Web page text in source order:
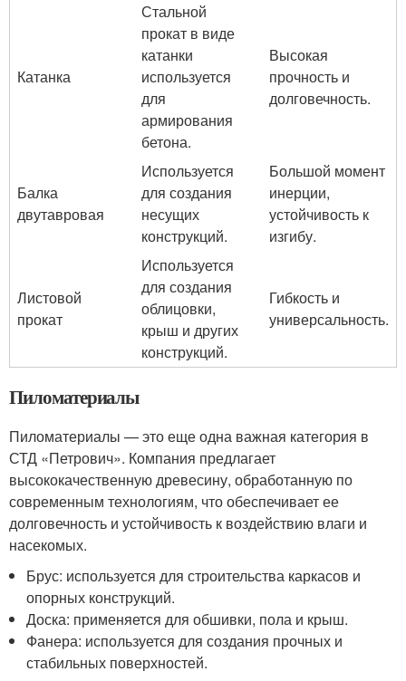
Катанка
Стальной
прокат в виде
катанки
используется
для
армирования
бетона.
Высокая
прочность и
долговечность.
Балка
двутавровая
Используется
для создания
несущих
конструкций.
Большой момент
инерции,
устойчивость к
изгибу.
Листовой
прокат
Используется
для создания
облицовки,
крыш и других
конструкций.
Гибкость и
универсальность.
Пиломатериалы
Пиломатериалы — это еще одна важная категория в
СТД «Петрович». Компания предлагает
высококачественную древесину, обработанную по
современным технологиям, что обеспечивает ее
долговечность и устойчивость к воздействию влаги и
насекомых.
Брус: используется для строительства каркасов и
опорных конструкций.
Доска: применяется для обшивки, пола и крыш.
Фанера: используется для создания прочных и
стабильных поверхностей.